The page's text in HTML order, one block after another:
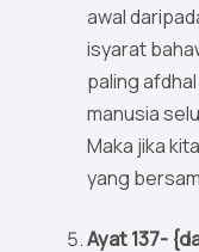
awal
isyarat
paling
manusia
Maka jika
yang
Ayat 137-